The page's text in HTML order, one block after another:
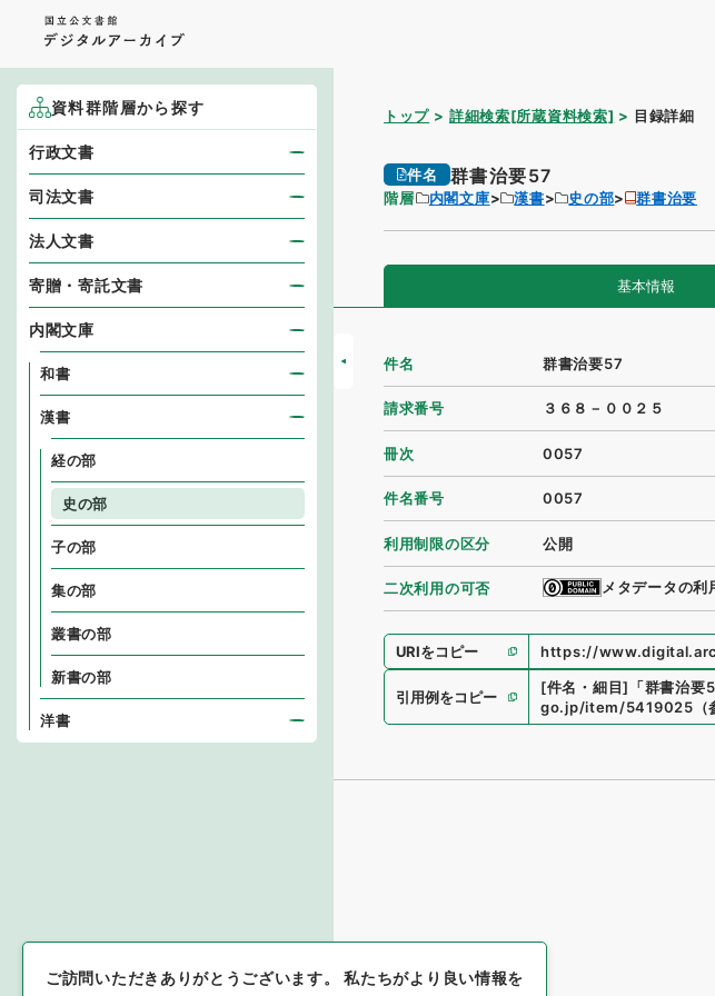
トップ 詳細検索[所蔵資料検索] 目録詳細
件名 群書治要57
階層 内閣文庫 漢書 史の部 群書治要
基本情報
件名 群書治要57
請求番号 ３６８－００２５
冊次 0057
件名番号 0057
利用制限の区分 公開
二次利用の可否 メタデータの
URIをコピー https://
引用例をコピー
[件名・細目] 「群書治要
go.jp/item/5419025 （
資料群階層から探す
行政文書
司法文書
法人文書
寄贈・寄託文書
内閣文庫
和書
漢書
経の部
史の部
子の部
集の部
叢書の部
新書の部
洋書
ご訪問いただきありがとうございます。私たちがより良い情報を